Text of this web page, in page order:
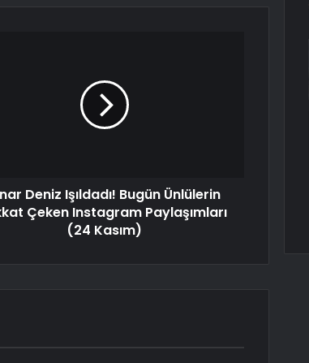
Deniz Işıldadı! Bugün Ünlülerin
Çeken Instagram Paylaşımları
(24 Kasım)